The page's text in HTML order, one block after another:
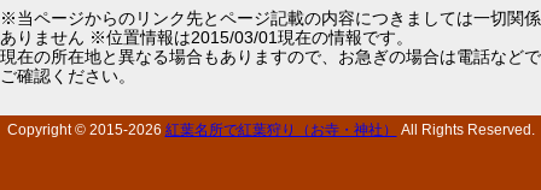
※当ページからのリンク先とページ記載の内容につきましては一切関係
ありません ※位置情報は2015/03/01現在の情報です。
現在の所在地と異なる場合もありますので、お急ぎの場合は電話などで
ご確認ください。
Copyright © 2015-2026 紅葉名所で紅葉狩り（お寺・神社） All Rights Reserved.